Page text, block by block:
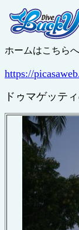
ホームはこちらへ
https://
ドゥマゲッテ